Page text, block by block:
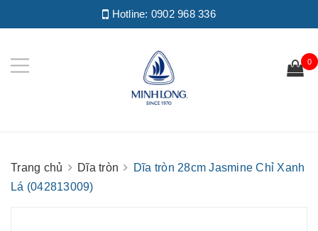
Hotline: 0902 968 336
0
Trang chủ Dĩa tròn
Dĩa tròn 28cm Jasmine Chỉ Xanh
Lá (042813009)